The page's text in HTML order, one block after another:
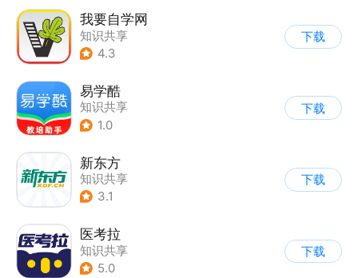
我要自学网
知识共享
4.3
下载
易学酷
知识共享
1.0
下载
新东方
知识共享
3.1
下载
医考拉
知识共享
5.0
下载